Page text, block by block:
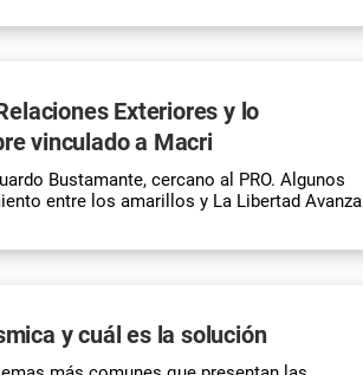
Exteriores y lo
vinculado a Macri
Bustamante, cercano al PRO. Algunos
entre los amarillos y La Libertad Avanza
y cuál es la solución